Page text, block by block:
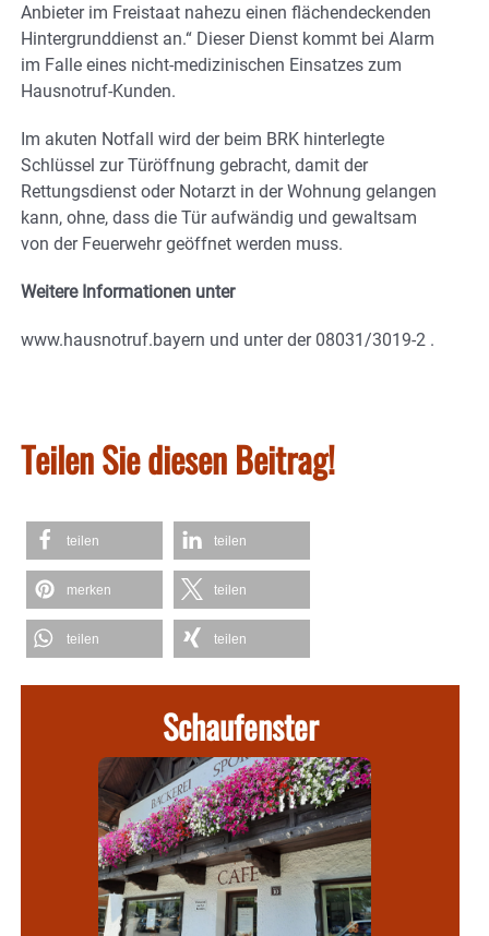
Anbieter im Freistaat nahezu einen flächendeckenden
Hintergrunddienst an.“ Dieser Dienst kommt bei Alarm
im Falle eines nicht-medizinischen Einsatzes zum
Hausnotruf-Kunden.
Im akuten Notfall wird der beim BRK hinterlegte
Schlüssel zur Türöffnung gebracht, damit der
Rettungsdienst oder Notarzt in der Wohnung gelangen
kann, ohne, dass die Tür aufwändig und gewaltsam
von der Feuerwehr geöffnet werden muss.
Weitere Informationen unter
www.hausnotruf.bayern und unter der 08031/3019-2 .
Teilen Sie diesen Beitrag!
teilen teilen
merken teilen
teilen teilen
Schaufenster